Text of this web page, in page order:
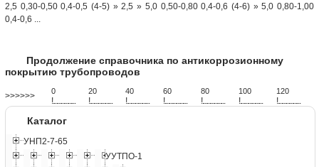
2,5 0,30-0,50 0,4-0,5 (4-5) » 2,5 » 5,0 0,50-0,80 0,4-0,6 (4-6) » 5,0 0,80-1,00
0,4-0,6 ...
Продолжение справочника по антикоррозионному
покрытию трубопроводов
>>>>>> 0
!...................
20
!...................
40
!...................
60
!...................
80
!...................
100
!...................
120
!...................
Каталог
УНП2-7-65
УУТПО-1